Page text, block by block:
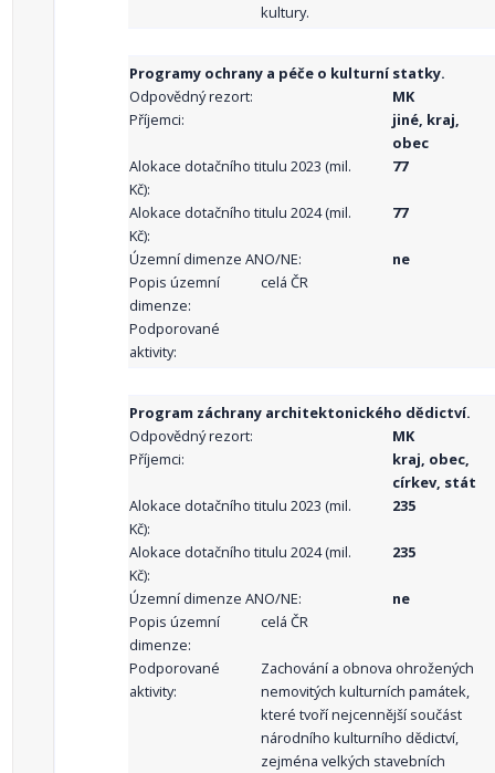
kultury.
Programy ochrany a péče o kulturní statky.
Odpovědný rezort:
MK
Příjemci:
jiné, kraj,
obec
Alokace dotačního titulu 2023 (mil.
Kč):
77
Alokace dotačního titulu 2024 (mil.
Kč):
77
Územní dimenze ANO/NE:
ne
Popis územní
dimenze:
celá ČR
Podporované
aktivity:
Program záchrany architektonického dědictví.
Odpovědný rezort:
MK
Příjemci:
kraj, obec,
církev, stát
Alokace dotačního titulu 2023 (mil.
Kč):
235
Alokace dotačního titulu 2024 (mil.
Kč):
235
Územní dimenze ANO/NE:
ne
Popis územní
dimenze:
celá ČR
Podporované
aktivity:
Zachování a obnova ohrožených
nemovitých kulturních památek,
které tvoří nejcennější součást
národního kulturního dědictví,
zejména velkých stavebních